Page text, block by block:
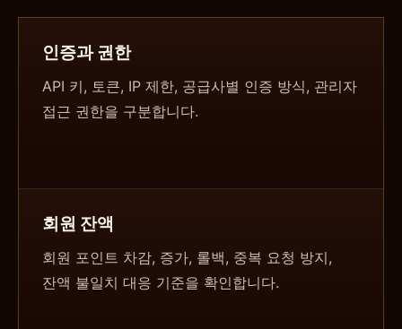
인증과 권한
API 키, 토큰, IP 제한, 공급사별 인증 방식, 관리자
접근 권한을 구분합니다.
회원 잔액
회원 포인트 차감, 증가, 롤백, 중복 요청 방지,
잔액 불일치 대응 기준을 확인합니다.